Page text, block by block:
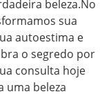
beleza.No
sua
autoestima e
o segredo por
consulta hoje
uma beleza